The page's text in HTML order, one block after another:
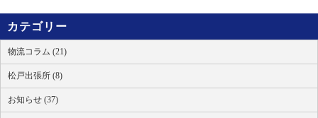
カテゴリー
物流コラム (21)
松戸出張所 (8)
お知らせ (37)